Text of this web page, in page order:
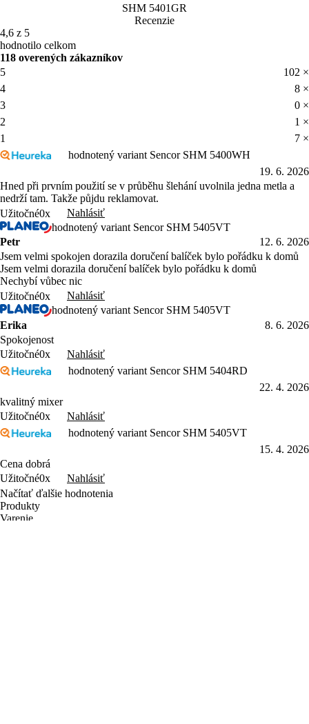
SHM 5401GR
Recenzie
4,6 z 5
hodnotilo celkom
118 overených zákazníkov
5
102 ×
4
8 ×
3
0 ×
2
1 ×
1
7 ×
hodnotený variant Sencor SHM 5400WH
19. 6. 2026
Hned při prvním použití se v průběhu šlehání uvolnila jedna metla a
nedrží tam. Takže půjdu reklamovat.
Užitočné0x
Nahlásiť
hodnotený variant Sencor SHM 5405VT
Petr
12. 6. 2026
Jsem velmi spokojen dorazila doručení balíček bylo pořádku k domů
Jsem velmi dorazila doručení balíček bylo pořádku k domů
Nechybí vůbec nic
Užitočné0x
Nahlásiť
hodnotený variant Sencor SHM 5405VT
Erika
8. 6. 2026
Spokojenost
Užitočné0x
Nahlásiť
hodnotený variant Sencor SHM 5404RD
22. 4. 2026
kvalitný mixer
Užitočné0x
Nahlásiť
hodnotený variant Sencor SHM 5405VT
15. 4. 2026
Cena dobrá
Užitočné0x
Nahlásiť
Načítať ďalšie hodnotenia
Produkty
Varenie